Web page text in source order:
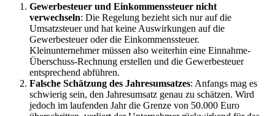
Gewerbesteuer und Einkommenssteuer nicht
verwechseln: Die Regelung bezieht sich nur auf die
Umsatzsteuer und hat keine Auswirkungen auf die
Gewerbesteuer oder die Einkommenssteuer.
Kleinunternehmer müssen also weiterhin eine Einnahme-
Überschuss-Rechnung erstellen und die Gewerbesteuer
entsprechend abführen.
Falsche Schätzung des Jahresumsatzes: Anfangs mag es
schwierig sein, den Jahresumsatz genau zu schätzen. Wird
jedoch im laufenden Jahr die Grenze von 50.000 Euro